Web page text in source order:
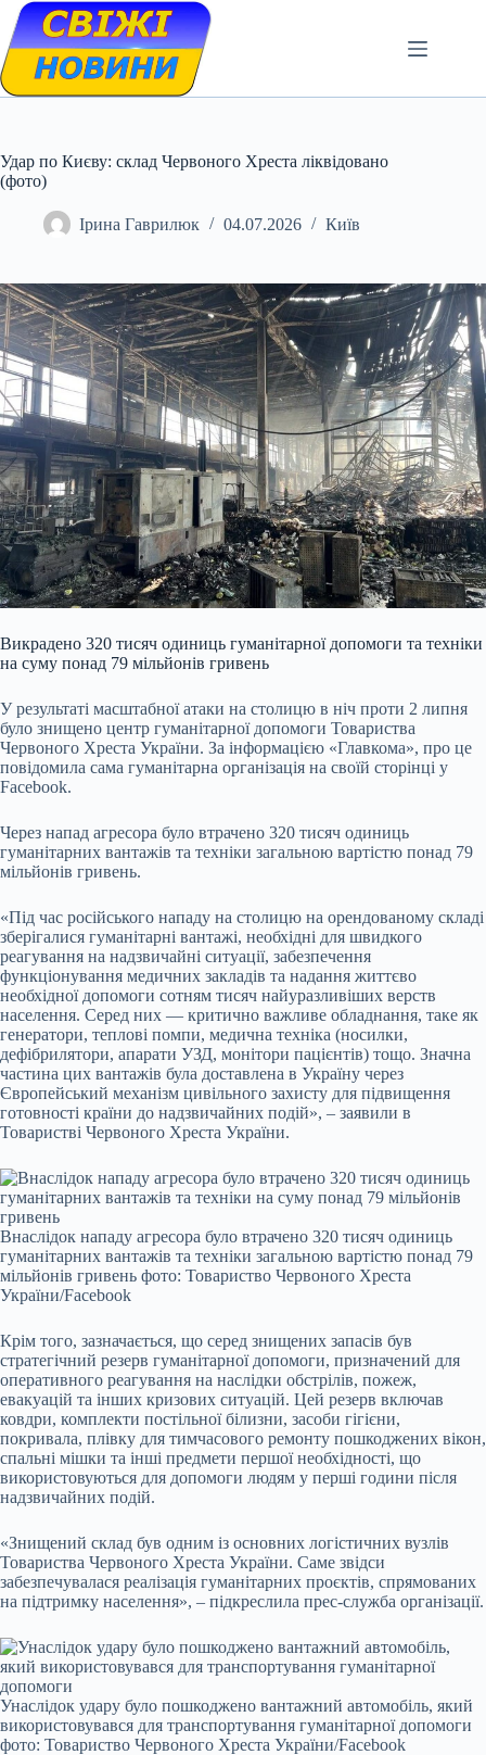
Skip
content
Удар по Києву: склад Червоного Хреста ліквідовано
(фото)
Ірина Гаврилюк 04.07.2026 Київ
Викрадено 320 тисяч одиниць гуманітарної допомоги та техніки
на суму понад 79 мільйонів гривень
У результаті масштабної атаки на столицю в ніч проти 2 липня
було знищено центр гуманітарної допомоги Товариства
Червоного Хреста України. За інформацією «Главкома», про це
повідомила сама гуманітарна організація на своїй сторінці у
Facebook.
Через напад агресора було втрачено 320 тисяч одиниць
гуманітарних вантажів та техніки загальною вартістю понад 79
мільйонів гривень.
«Під час російського нападу на столицю на орендованому складі
зберігалися гуманітарні вантажі, необхідні для швидкого
реагування на надзвичайні ситуації, забезпечення
функціонування медичних закладів та надання життєво
необхідної допомоги сотням тисяч найуразливіших верств
населення. Серед них — критично важливе обладнання, таке як
генератори, теплові помпи, медична техніка (носилки,
дефібрилятори, апарати УЗД, монітори пацієнтів) тощо. Значна
частина цих вантажів була доставлена в Україну через
Європейський механізм цивільного захисту для підвищення
готовності країни до надзвичайних подій», – заявили в
Товаристві Червоного Хреста України.
Внаслідок нападу агресора було втрачено 320 тисяч одиниць
гуманітарних вантажів та техніки загальною вартістю понад 79
мільйонів гривень фото: Товариство Червоного Хреста
України/Facebook
Крім того, зазначається, що серед знищених запасів був
стратегічний резерв гуманітарної допомоги, призначений для
оперативного реагування на наслідки обстрілів, пожеж,
евакуацій та інших кризових ситуацій. Цей резерв включав
ковдри, комплекти постільної білизни, засоби гігієни,
покривала, плівку для тимчасового ремонту пошкоджених вікон,
спальні мішки та інші предмети першої необхідності, що
використовуються для допомоги людям у перші години після
надзвичайних подій.
«Знищений склад був одним із основних логістичних вузлів
Товариства Червоного Хреста України. Саме звідси
забезпечувалася реалізація гуманітарних проєктів, спрямованих
на підтримку населення», – підкреслила прес-служба організації.
Унаслідок удару було пошкоджено вантажний автомобіль, який
використовувався для транспортування гуманітарної допомоги
фото: Товариство Червоного Хреста України/Facebook